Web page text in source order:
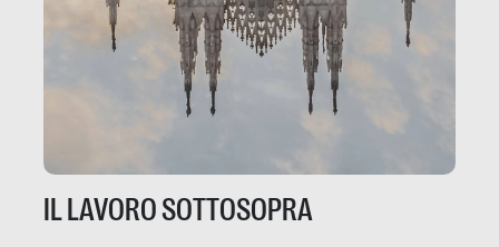
IL LAVORO SOTTOSOPRA